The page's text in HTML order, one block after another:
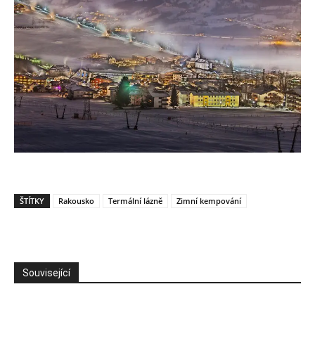
ŠTÍTKY Rakousko Termální lázně Zimní kempování
Související